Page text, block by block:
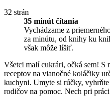
32 strán
35 minút čítania
Vychádzame z
za minútu, od knihy ku
však môže líšiť.
Všetci malí cukrári, očká sem! S
receptov na vianočné koláčiky
kuchyni. Umyte si rúčky,
rodičov na pomoc. Nech pri práci